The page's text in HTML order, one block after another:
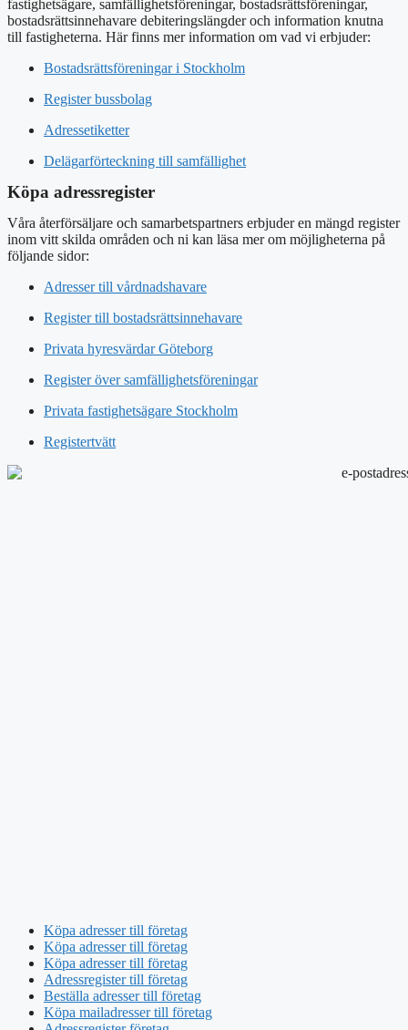
fastighetsägare, samfällighetsföreningar, bostadsrättsföreningar,
bostadsrättsinnehavare debiteringslängder och information knutna
till fastigheterna. Här finns mer information om vad vi erbjuder:
Bostadsrättsföreningar i Stockholm
Register bussbolag
Adressetiketter
Delägarförteckning till samfällighet
Köpa adressregister
Våra återförsäljare och samarbetspartners erbjuder en mängd register
inom vitt skilda områden och ni kan läsa mer om möjligheterna på
följande sidor:
Adresser till vårdnadshavare
Register till bostadsrättsinnehavare
Privata hyresvärdar Göteborg
Register över samfällighetsföreningar
Privata fastighetsägare Stockholm
Registertvätt
Köpa adresser till företag
Köpa adresser till företag
Köpa adresser till företag
Adressregister till företag
Beställa adresser till företag
Köpa mailadresser till företag